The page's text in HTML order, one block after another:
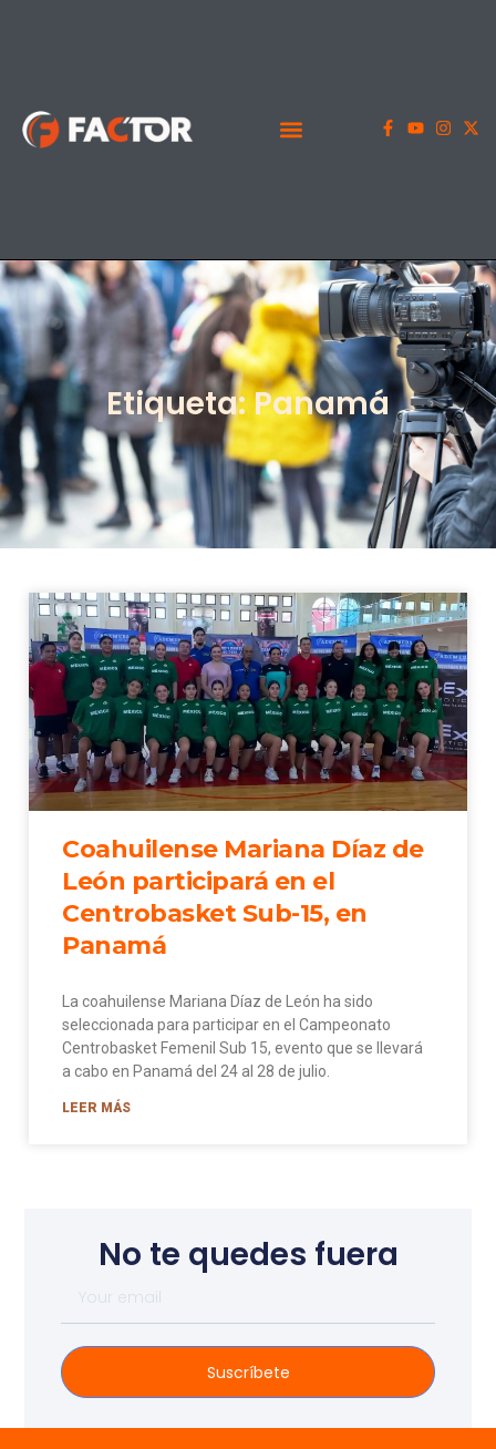
Etiqueta: Panamá
Coahuilense Mariana Díaz de
León participará en el
Centrobasket Sub-15, en
Panamá
La coahuilense Mariana Díaz de León ha sido
seleccionada para participar en el Campeonato
Centrobasket Femenil Sub 15, evento que se llevará
a cabo en Panamá del 24 al 28 de julio.
LEER MÁS
No te quedes fuera
Suscríbete